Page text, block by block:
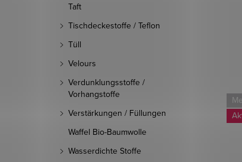
Taft
Tischdeckestoffe / Teflon
Tüll
Velours
Verdunklungsstoffe /
Vorhangstoffe
Verstärkungen / Füllungen
Waffel Bio-Baumwolle
Wasserdichte Stoffe
Mehr für weniger